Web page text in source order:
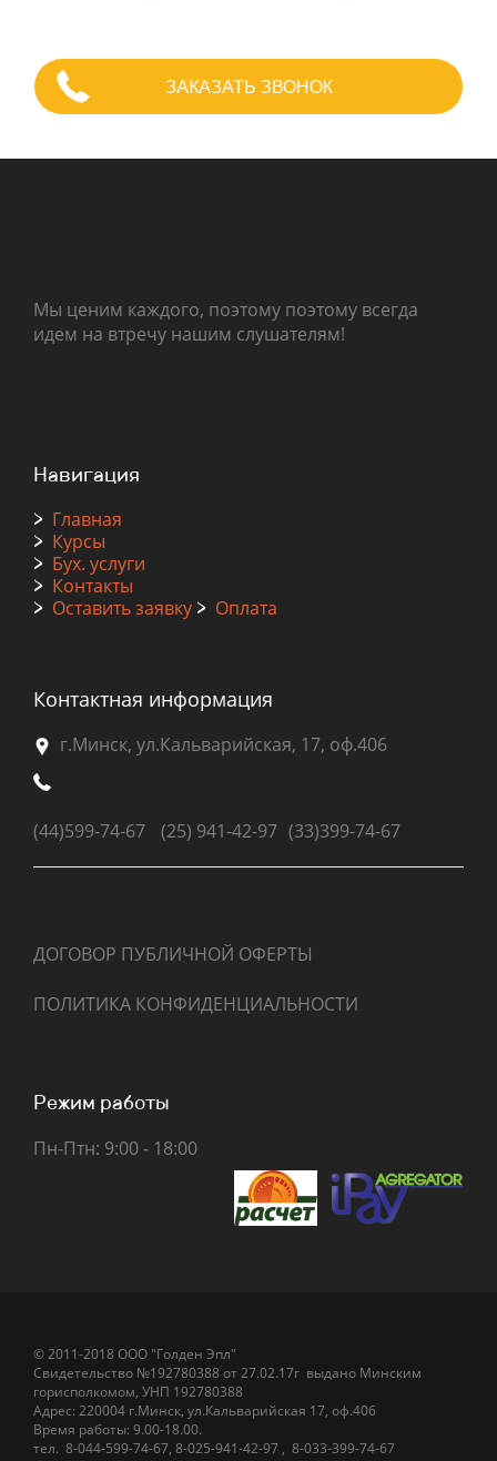
ЗАКАЗАТЬ ЗВОНОК
Мы ценим каждого, поэтому поэтому всегда
идем на втречу нашим слушателям!
Навигация
> Главная
> Курсы
> Бух. услуги
> Контакты
> Оставить заявку > Оплата
Контактная информация
г.Минск, ул.Кальварийская, 17, оф.406
(44)599-74-67 (25) 941-42-97 (33)399-74-67
ДОГОВОР ПУБЛИЧНОЙ ОФЕРТЫ
ПОЛИТИКА КОНФИДЕНЦИАЛЬНОСТИ
Режим работы
Пн-Птн: 9:00 - 18:00
© 2011-2018 ООО "Голден Эпл"
Свидетельство №192780388 от 27.02.17г выдано Минским
горисполкомом, УНП 192780388
Адрес: 220004 г.Минск, ул.Кальварийская 17, оф.406
Время работы: 9.00-18.00.
тел. 8-044-599-74-67, 8-025-941-42-97 , 8-033-399-74-67